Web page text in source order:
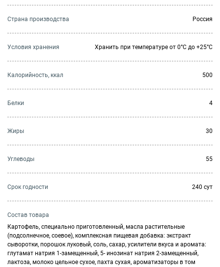
Страна производства Россия
Условия хранения Хранить при температуре от 0°С до +25°С
Калорийность, ккал 500
Белки 4
Жиры 30
Углеводы 55
Cрок годности 240 сут
Состав товара
Картофель, специально приготовленный, масла растительные
(подсолнечное, соевое), комплексная пищевая добавка: экстракт
сыворотки, порошок луковый, соль, сахар, усилители вкуса и аромата:
глутамат натрия 1-замещенный, 5- инозинат натрия 2-замещенный,
лактоза, молоко цельное сухое, пахта сухая, ароматизаторы в том